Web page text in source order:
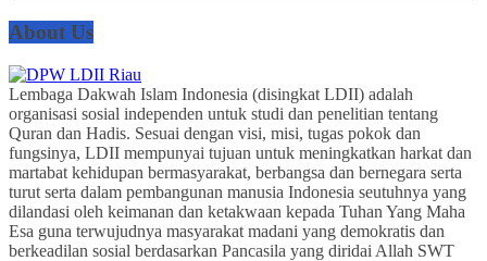
About Us
Lembaga Dakwah Islam Indonesia (disingkat LDII) adalah
organisasi sosial independen untuk studi dan penelitian tentang
Quran dan Hadis. Sesuai dengan visi, misi, tugas pokok dan
fungsinya, LDII mempunyai tujuan untuk meningkatkan harkat dan
martabat kehidupan bermasyarakat, berbangsa dan bernegara serta
turut serta dalam pembangunan manusia Indonesia seutuhnya yang
dilandasi oleh keimanan dan ketakwaan kepada Tuhan Yang Maha
Esa guna terwujudnya masyarakat madani yang demokratis dan
berkeadilan sosial berdasarkan Pancasila yang diridai Allah SWT